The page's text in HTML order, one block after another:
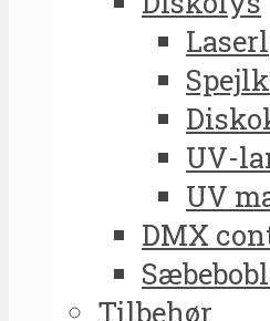
UV-
UV
DMX
Tilbehør